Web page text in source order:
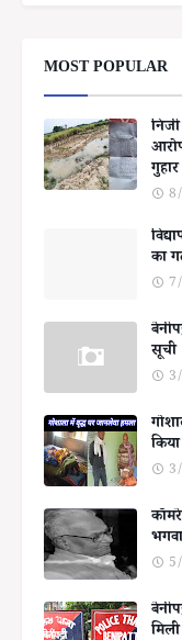
MOST POPULAR
गुहार
का
सूची